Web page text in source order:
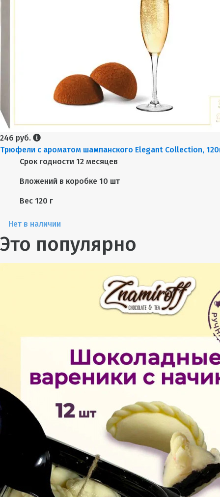
246 руб.
Трюфели с ароматом шампанского Elegant Collection,
Срок годности 12 месяцев
Вложений в коробке 10 шт
Вес 120 г
Нет в наличии
Это популярно